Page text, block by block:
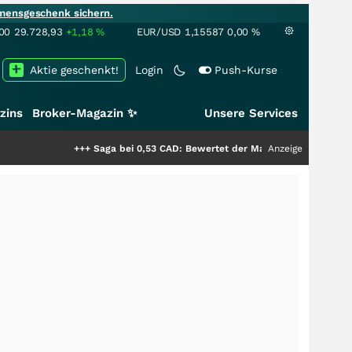
sichern.
29.728,93 +1,18% EUR/USD 1,15587 0,00 %
Login Push-Kurse
Aktie geschenkt!
Broker-Magazin ✨ Unsere Services
Saga bei 0,53 CAD: Bewertet der Markt noch immer nur die Hälfte
Anzeige